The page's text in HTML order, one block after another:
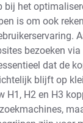
bij het
is om ook
bezoeken
dat de
blijft op
H1, H2 en H3